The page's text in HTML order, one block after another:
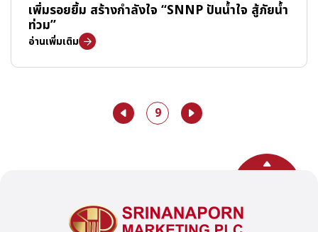
เพิ่มรอยยิ้ม สร้างกำลังใจ “SNNP ปันน้ำใจ สู้ภัยน้ำ
ท่วม”
อ่านเพิ่มเติม
9